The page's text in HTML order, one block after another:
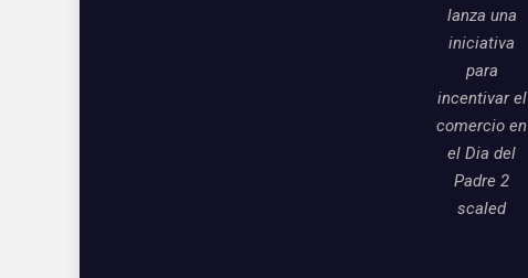
lanza una
iniciativa
para
incentivar el
comercio en
el Dia del
Padre 2
scaled